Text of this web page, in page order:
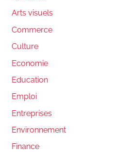
Arts visuels
Commerce
Culture
Economie
Education
Emploi
Entreprises
Environnement
Finance